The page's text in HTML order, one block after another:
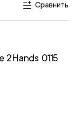
Сравнить
0115